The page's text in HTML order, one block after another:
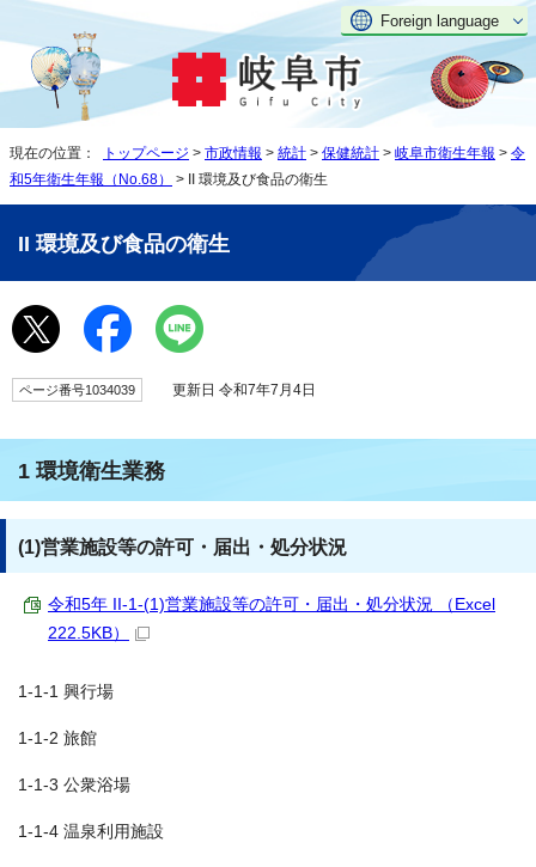
Foreign language
現在の位置： トップページ > 市政情報 > 統計 > 保健統計 > 岐阜市衛生年報 > 令
和5年衛生年報（No.68）
> II 環境及び食品の衛生
II 環境及び食品の衛生
ページ番号1034039 更新日 令和7年7月4日
1 環境衛生業務
(1)営業施設等の許可・届出・処分状況
令和5年 II-1-(1)営業施設等の許可・届出・処分状況 （Excel
222.5KB）
1-1-1 興行場
1-1-2 旅館
1-1-3 公衆浴場
1-1-4 温泉利用施設